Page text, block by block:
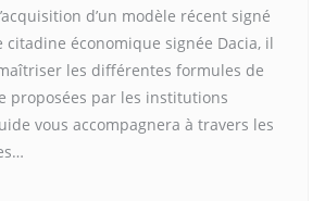
d’un modèle récent signé
citadine économique signée Dacia, il
les différentes formules de
proposées par les institutions
vous accompagnera à travers les